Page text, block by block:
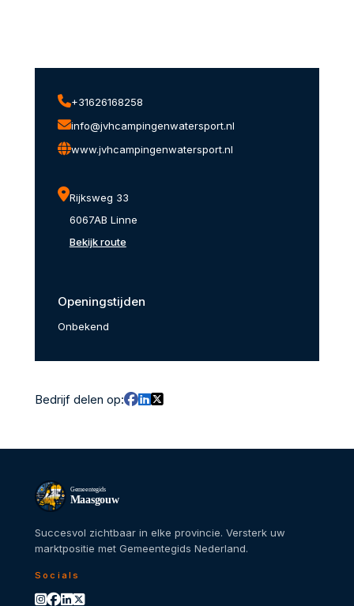
+31626168258
info@jvhcampingenwatersport.nl
www.jvhcampingenwatersport.nl
Rijksweg 33
6067AB Linne
Bekijk route
Openingstijden
Onbekend
Bedrijf delen op:
Gemeentegids
Maasgouw
Succesvol zichtbaar in elke provincie. Versterk uw
marktpositie met Gemeentegids Nederland.
Socials